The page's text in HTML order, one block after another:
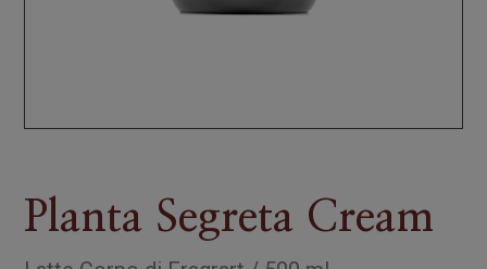
Planta Segreta Cream